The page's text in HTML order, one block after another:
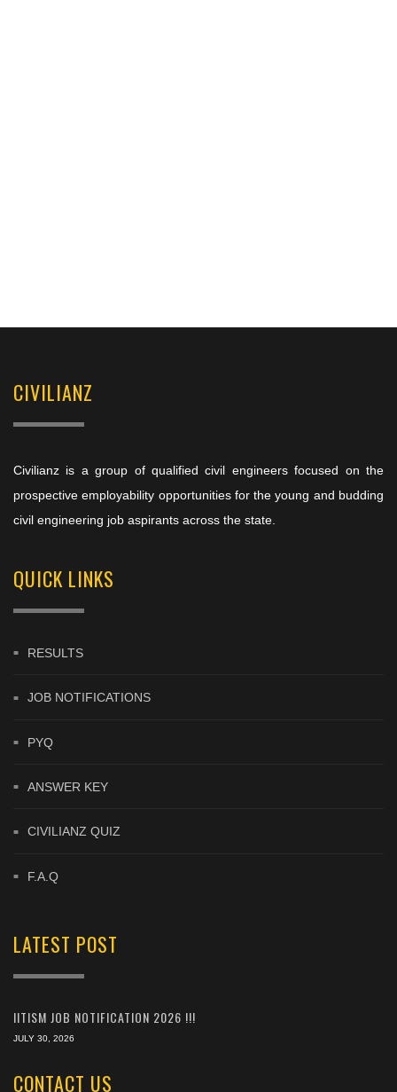
CIVILIANZ
Civilianz is a group of qualified civil engineers focused on the
prospective employability opportunities for the young and budding
civil engineering job aspirants across the state.
QUICK LINKS
RESULTS
JOB NOTIFICATIONS
PYQ
ANSWER KEY
CIVILIANZ QUIZ
F.A.Q
LATEST POST
IITISM JOB NOTIFICATION 2026 !!!
JULY 30, 2026
CONTACT US